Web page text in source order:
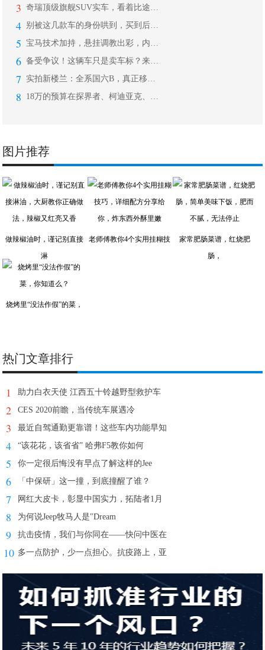
3 奇瑞顶级旗舰SUV实车，看着比途昂都
4 别被这几款车的身份哄到，买到后你有可
5 宝马技术加持，悬挂调教出彩，内饰质感
6 备受争议！这辆车只是卖车标？来，带你
7 实拍新楼兰：全系国六B，真正移动大沙
8 18万的预算在探界者、柯迪亚克、欧蓝
图片推荐
做辣椒油时，谨记别直接
淋
老师傅教你4个实用挂糊技
家常肥肠菜谱，红烧肥
肠，
烧烤里“没法作假”的菜，
热门文章排行
1 助力白衣天使 江西五十铃越野型救护车
2 CES 2020前瞻，当传统车展遇冷
3 最近自驾通勤更靠谱！这些车内功能早知
4 “该花花，该省省” 哈弗F5教你如何
5 你一定很后悔没有早点了解这样的Jee
6 「中保研」这一撞，到底撞醒了谁？
7 网红大皮卡，彰显中国实力，拓陆者1月
8 为何说Jeep牧马人是"Dream
9 抗击疫情，我们与你同在——快问中医在
10 多一点防护，少一点担心。抗疫路上，亚